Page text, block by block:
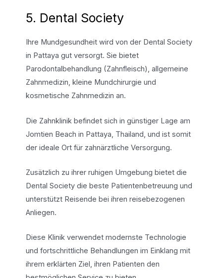
5. Dental Society
Ihre Mundgesundheit wird von der Dental Society
in Pattaya gut versorgt. Sie bietet
Parodontalbehandlung (Zahnfleisch), allgemeine
Zahnmedizin, kleine Mundchirurgie und
kosmetische Zahnmedizin an.
Die Zahnklinik befindet sich in günstiger Lage am
Jomtien Beach in Pattaya, Thailand, und ist somit
der ideale Ort für zahnärztliche Versorgung.
Zusätzlich zu ihrer ruhigen Umgebung bietet die
Dental Society die beste Patientenbetreuung und
unterstützt Reisende bei ihren reisebezogenen
Anliegen.
Diese Klinik verwendet modernste Technologie
und fortschrittliche Behandlungen im Einklang mit
ihrem erklärten Ziel, ihren Patienten den